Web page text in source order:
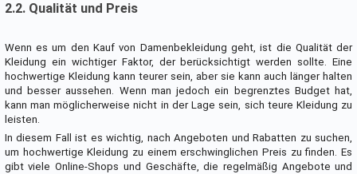
2.2. Qualität und Preis
Wenn es um den Kauf von Damenbekleidung geht, ist die Qualität der
Kleidung ein wichtiger Faktor, der berücksichtigt werden sollte. Eine
hochwertige Kleidung kann teurer sein, aber sie kann auch länger halten
und besser aussehen. Wenn man jedoch ein begrenztes Budget hat,
kann man möglicherweise nicht in der Lage sein, sich teure Kleidung zu
leisten.
In diesem Fall ist es wichtig, nach Angeboten und Rabatten zu suchen,
um hochwertige Kleidung zu einem erschwinglichen Preis zu finden. Es
gibt viele Online-Shops und Geschäfte, die regelmäßig Angebote und